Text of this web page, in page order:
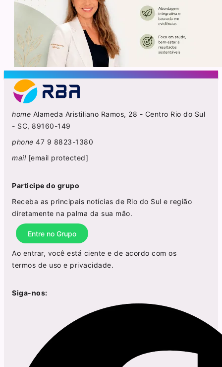
home Alameda Aristiliano Ramos, 28 - Centro Rio do Sul
- SC, 89160-149
phone 47 9 8823-1380
mail [email protected]
Participe do grupo
Receba as principais notícias de Rio do Sul e região
diretamente na palma da sua mão.
Entre no Grupo
Ao entrar, você está ciente e de acordo com os
termos de uso e privacidade.
Siga-nos: